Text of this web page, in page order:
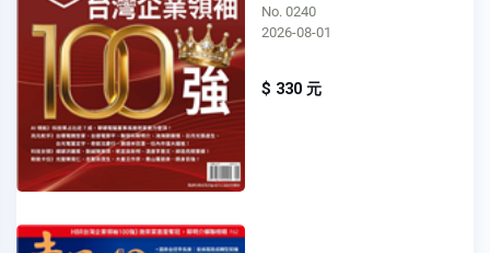
No. 0240
2026-08-01
$ 330 元